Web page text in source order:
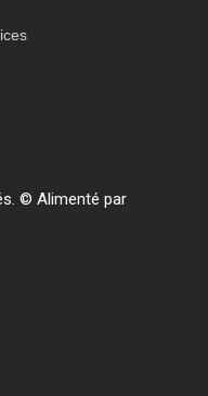
© Alimenté par